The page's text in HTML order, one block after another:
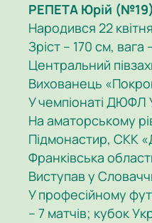
РЕПЕТА Юрій (№19)
Народився 22
Зріст – 170 см, вага
Центральний
Вихованець
У чемпіонаті ДЮФЛ
На аматорському
Підмонастир, СКК
Франківська
Виступав у
У професійному
– 7 матчів; кубок